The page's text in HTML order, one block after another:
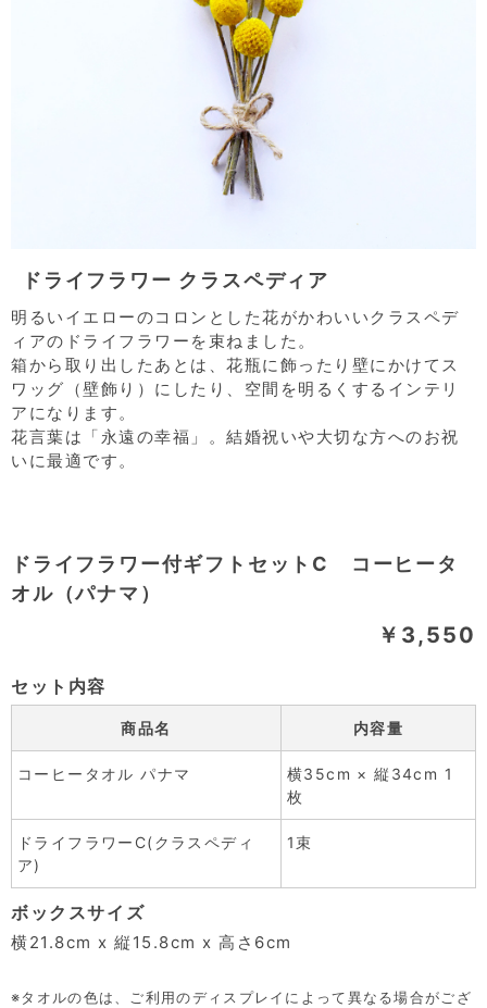
ドライフラワー付ギフトセットC コーヒータ
オル（パナマ）
￥3,550
セット内容
商品名 内容量
コーヒータオル パナマ
横35cm × 縦34cm 1
枚
ドライフラワーC(クラスペディ
ア)
1束
ボックスサイズ
横21.8cm x 縦15.8cm x 高さ6cm
※タオルの色は、ご利用のディスプレイによって異なる場合がござ
ドライフラワー クラスペディア
明るいイエローのコロンとした花がかわいいクラスペデ
ィアのドライフラワーを束ねました。
箱から取り出したあとは、花瓶に飾ったり壁にかけてス
ワッグ（壁飾り）にしたり、空間を明るくするインテリ
アになります。
花言葉は「永遠の幸福」。結婚祝いや大切な方へのお祝
いに最適です。